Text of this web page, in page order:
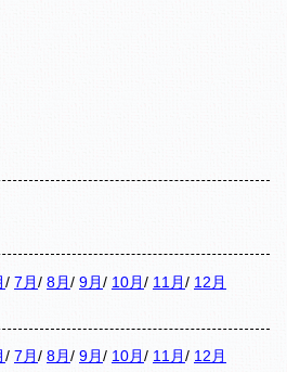
/ 7月 / 8月 / 9月 / 10月 / 11月 / 12月
/ 7月 / 8月 / 9月 / 10月 / 11月 / 12月